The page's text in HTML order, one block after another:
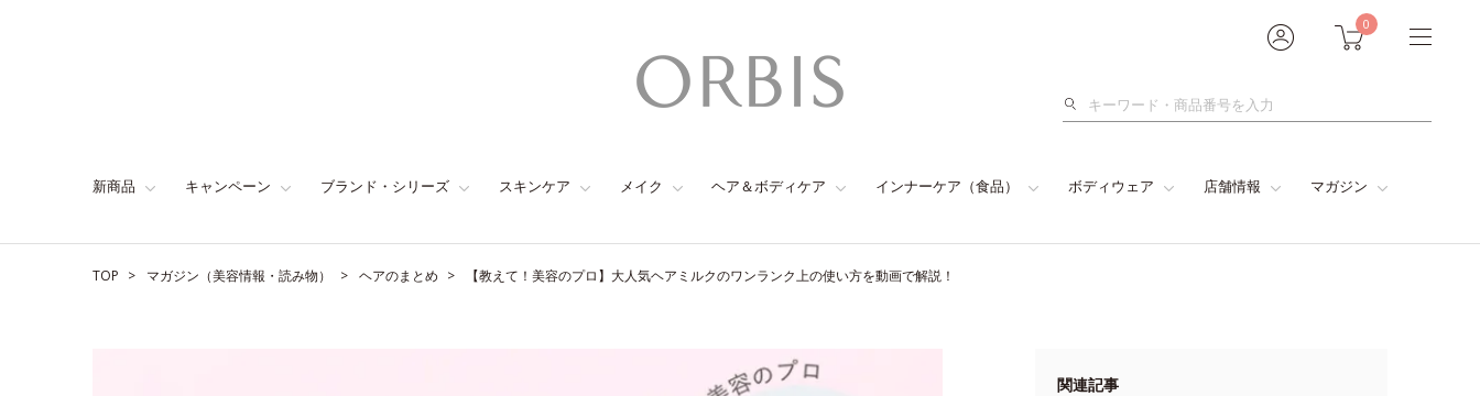
0
検
新商品 キャンペーン ブランド・シリーズ スキンケア メイク ヘア＆ボディケア インナーケア（食品） ボディウェア 店舗情報 マガジン
TOP マガジン（美容情報・読み物） ヘアのまとめ 【教えて！美容のプロ】大人気ヘアミルクのワンランク上の使い方を動画で解説！
関連記事